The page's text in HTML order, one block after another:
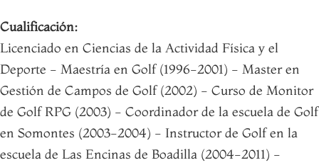
Cualificación:
Licenciado en Ciencias de la Actividad Física y el
Deporte - Maestría en Golf (1996-2001) - Master en
Gestión de Campos de Golf (2002) - Curso de Monitor
de Golf RPG (2003) - Coordinador de la escuela de Golf
en Somontes (2003-2004) - Instructor de Golf en la
escuela de Las Encinas de Boadilla (2004-2011) -